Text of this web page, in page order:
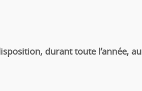
durant toute l’année, au